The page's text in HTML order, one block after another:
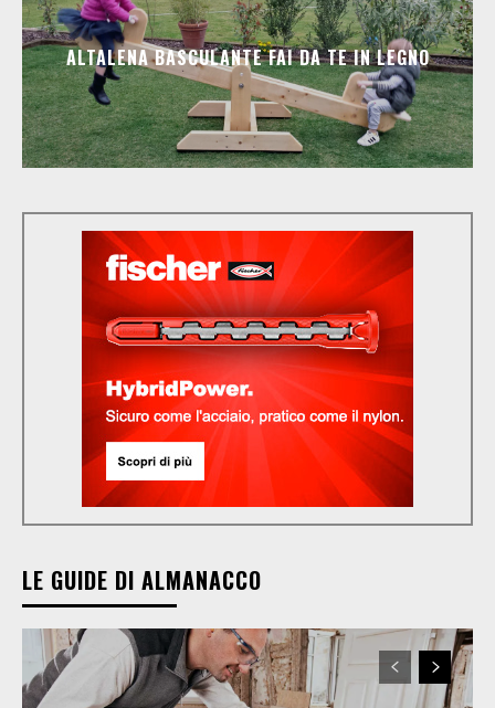
ALTALENA BASCULANTE FAI DA TE IN LEGNO
LE GUIDE DI ALMANACCO